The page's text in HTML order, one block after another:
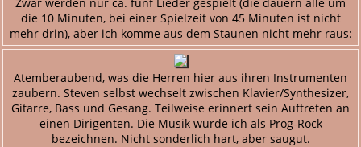
die 10 Minuten, bei einer Spielzeit von 45 Minuten ist nicht
mehr drin), aber ich komme aus dem Staunen nicht mehr raus:
Atemberaubend, was die Herren hier aus ihren Instrumenten
zaubern. Steven selbst wechselt zwischen Klavier/Synthesizer,
Gitarre, Bass und Gesang. Teilweise erinnert sein Auftreten an
einen Dirigenten. Die Musik würde ich als Prog-Rock
bezeichnen. Nicht sonderlich hart, aber saugut.